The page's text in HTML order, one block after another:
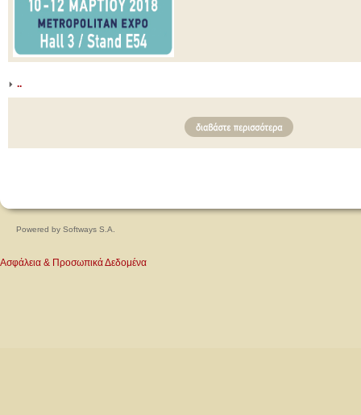
..
Powered by Softways S.A.
Ασφάλεια & Προσωπικά Δεδομένα